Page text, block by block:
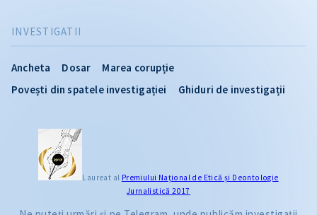
INVESTIGATII
Ancheta Dosar
Marea corupție
Povești din spatele investigației
Ghiduri de investigații
Laureat al Premiului Naţional de Etică și Deontologie
Jurnalistică 2017